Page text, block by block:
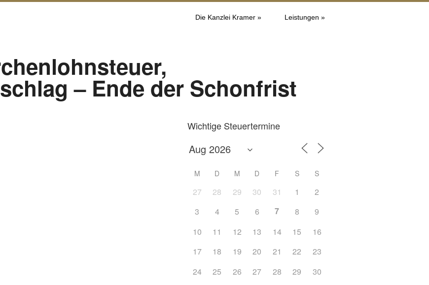
Die Kanzlei Kramer » Leistungen »
– Ende der Schonfrist
Wichtige Steuertermine
M D M D F S S
27 28 29 30 31 1
2
3
4 5 6 7 8
9
10
11 12 13 14 15
16
17
18 19 20 21 22
23
24
25 26 27 28 29
30